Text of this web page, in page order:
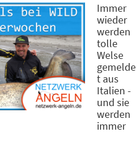
Immer
wieder
werden
tolle
Welse
gemelde
t aus
Italien -
und sie
werden
immer